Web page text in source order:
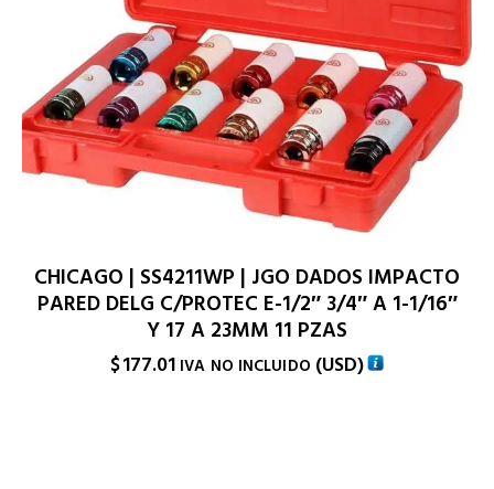
CHICAGO | SS4211WP | JGO DADOS IMPACTO
PARED DELG C/PROTEC E-1/2″ 3/4″ A 1-1/16″
Y 17 A 23MM 11 PZAS
$177.01 IVA NO INCLUIDO (USD)